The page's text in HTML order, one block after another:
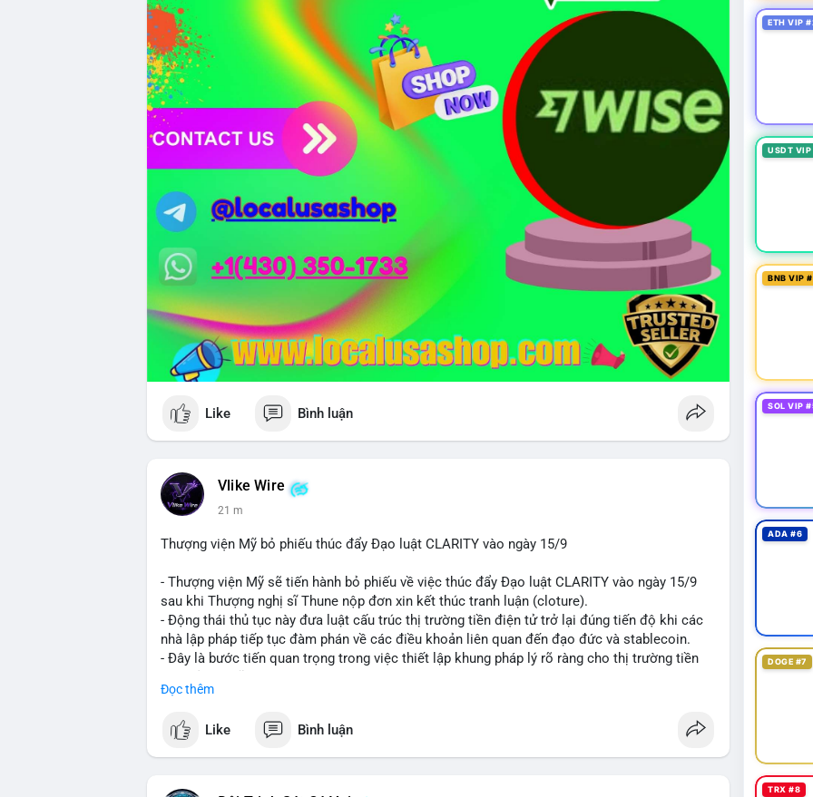
Like Bình luận
Vlike Wire
21 m
Thượng viện Mỹ bỏ phiếu thúc đẩy Đạo luật CLARITY vào ngày 15/9
- Thượng viện Mỹ sẽ tiến hành bỏ phiếu về việc thúc đẩy Đạo luật CLARITY vào ngày 15/9
sau khi Thượng nghị sĩ Thune nộp đơn xin kết thúc tranh luận (cloture).
- Động thái thủ tục này đưa luật cấu trúc thị trường tiền điện tử trở lại đúng tiến độ khi các
nhà lập pháp tiếp tục đàm phán về các điều khoản liên quan đến đạo đức và stablecoin.
- Đây là bước tiến quan trọng trong việc thiết lập khung pháp lý rõ ràng cho thị trường tiền
$btc $eth
#vlikevn #titanbot
Đọc thêm
Like Bình luận
ETH VIP
USDT
BNB VIP
SOL VIP
ADA #6
DOGE #7
TRX #8